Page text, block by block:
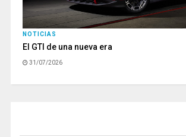
NOTICIAS
El GTI de una nueva era
31/07/2026